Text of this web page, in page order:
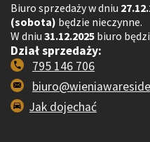
Biuro sprzedaży w dniu
(sobota) będzie nieczynne.
W dniu 31.12.2025 biuro
Dział sprzedaży:
795 146 706
Jak dojechać